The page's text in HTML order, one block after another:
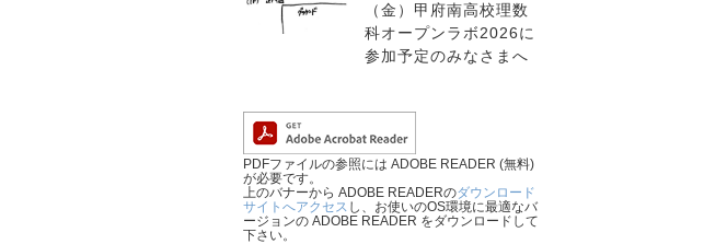
（金）甲府南高校理数
科オープンラボ2026に
参加予定のみなさまへ
PDFファイルの参照には ADOBE READER (無料)
が必要です。
上のバナーから ADOBE READERのダウンロード
サイトへアクセス し、お使いのOS環境に最適なバ
ージョンの ADOBE READER をダウンロードして
下さい。